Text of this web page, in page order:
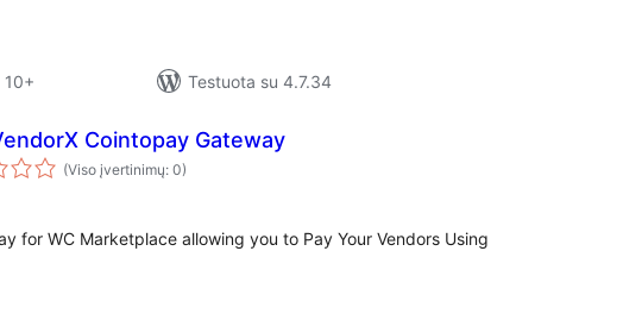
10+
Testuota su 4.7.34
Cointopay Gateway
(Viso įvertinimų: 0)
for WC Marketplace allowing you to Pay Your Vendors Using